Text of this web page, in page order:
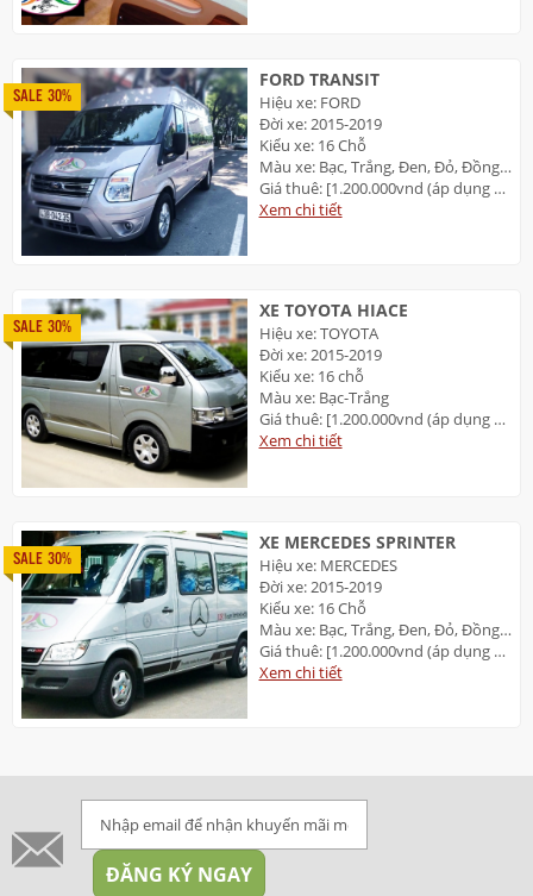
SALE 30%
FORD TRANSIT
Hiệu xe: FORD
Đời xe: 2015-2019
Kiểu xe: 16 Chỗ
Màu xe: Bạc, Trắng, Đen, Đỏ, Đồng Ánh kim
Giá thuê: [1.200.000vnd (áp dụng 2 TP: Đà Nẵng và Huế]
Xem chi tiết
SALE 30%
XE TOYOTA HIACE
Hiệu xe: TOYOTA
Đời xe: 2015-2019
Kiểu xe: 16 chỗ
Màu xe: Bạc-Trắng
Giá thuê: [1.200.000vnd (áp dụng 2 TP: Đà Nẵng và Huế]
Xem chi tiết
SALE 30%
XE MERCEDES SPRINTER
Hiệu xe: MERCEDES
Đời xe: 2015-2019
Kiểu xe: 16 Chỗ
Màu xe: Bạc, Trắng, Đen, Đỏ, Đồng Ánh kim
Giá thuê: [1.200.000vnd (áp dụng 2 TP: Đà Nẵng và Huế]
Xem chi tiết